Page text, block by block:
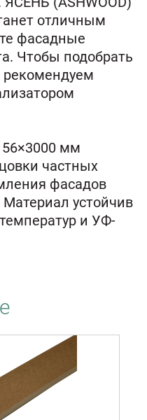
отличным
фасадные
Чтобы подобрать
мм
частных
фасадов
устойчив
и УФ-